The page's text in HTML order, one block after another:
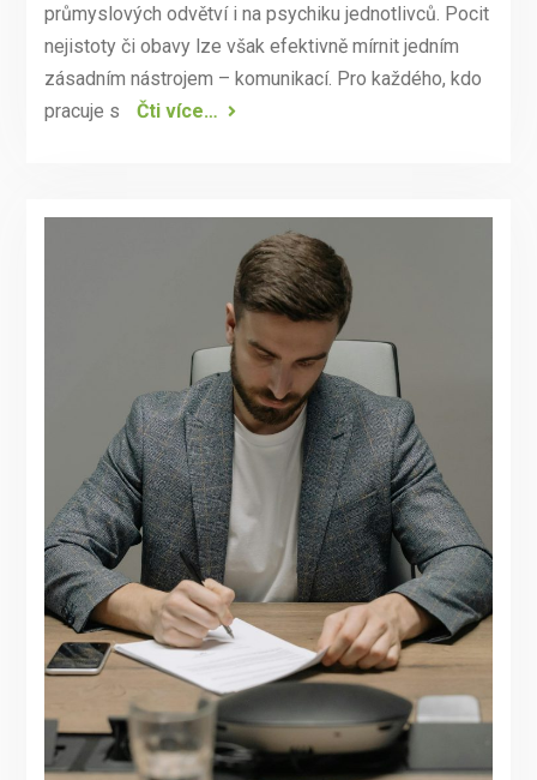
průmyslových odvětví i na psychiku jednotlivců. Pocit
nejistoty či obavy lze však efektivně mírnit jedním
zásadním nástrojem – komunikací. Pro každého, kdo
pracuje s
Čti více…